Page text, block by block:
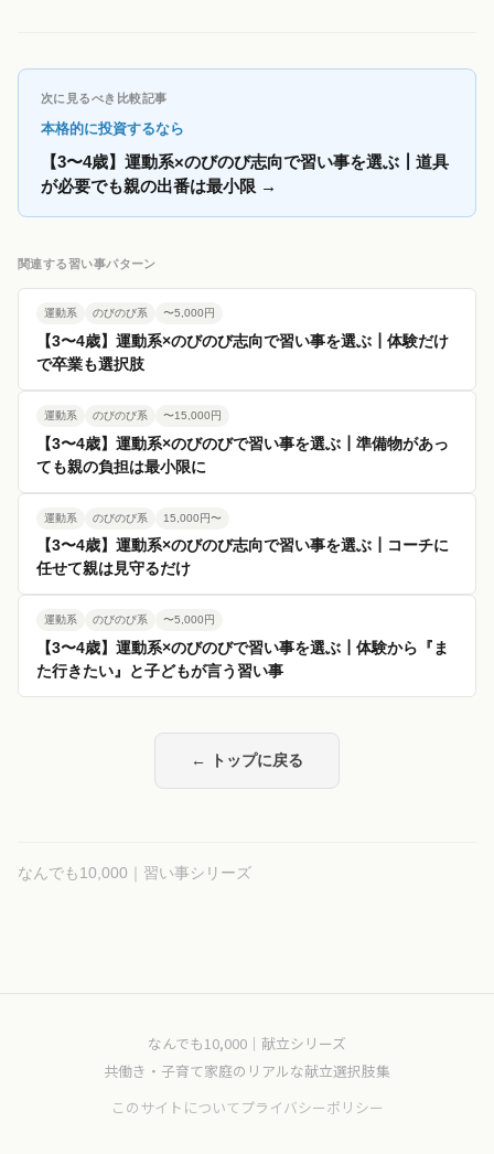
次に見るべき比較記事
本格的に投資するなら
【3〜4歳】運動系×のびのび志向で習い事を選ぶ┃道具
が必要でも親の出番は最小限 →
関連する習い事パターン
運動系 のびのび系 〜5,000円
【3〜4歳】運動系×のびのび志向で習い事を選ぶ┃体験だけ
で卒業も選択肢
運動系 のびのび系 〜15,000円
【3〜4歳】運動系×のびのびで習い事を選ぶ┃準備物があっ
ても親の負担は最小限に
運動系 のびのび系 15,000円〜
【3〜4歳】運動系×のびのび志向で習い事を選ぶ┃コーチに
任せて親は見守るだけ
運動系 のびのび系 〜5,000円
【3〜4歳】運動系×のびのびで習い事を選ぶ┃体験から『ま
た行きたい』と子どもが言う習い事
← トップに戻る
なんでも10,000｜習い事シリーズ
なんでも10,000｜献立シリーズ
共働き・子育て家庭のリアルな献立選択肢集
このサイトについてプライバシーポリシー